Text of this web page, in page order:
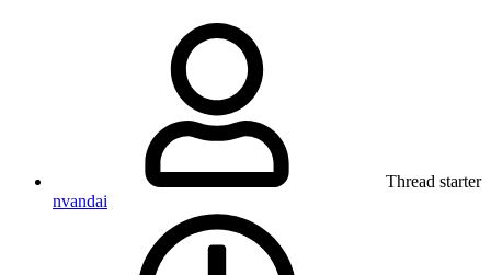
Thread starter
nvandai